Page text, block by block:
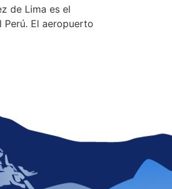
de Lima es el
El aeropuerto